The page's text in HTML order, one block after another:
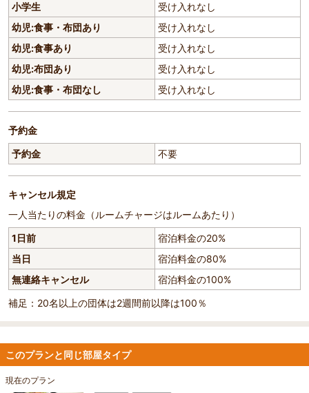
小学生
受け入れなし
幼児:食事・布団あり
受け入れなし
幼児:食事あり
受け入れなし
幼児:布団あり
受け入れなし
幼児:食事・布団なし
受け入れなし
予約金
予約金
不要
キャンセル規定
一人当たりの料金（ルームチャージはルームあたり）
1日前
宿泊料金の20%
当日
宿泊料金の80%
無連絡キャンセル
宿泊料金の100%
補足：20名以上の団体は2週間前以降は100％
このプランと同じ部屋タイプ
現在のプラン